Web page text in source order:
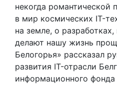
некогда романтической
в мир космических IT-
на земле, о
делают нашу жизнь
Белогорья» рассказал
развития IT-отрасли
информационного